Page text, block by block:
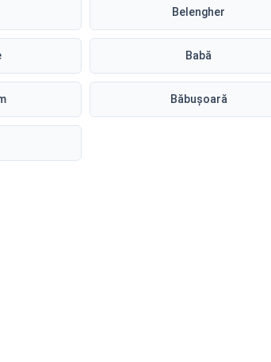
Belengher
Babă
Băbușoară